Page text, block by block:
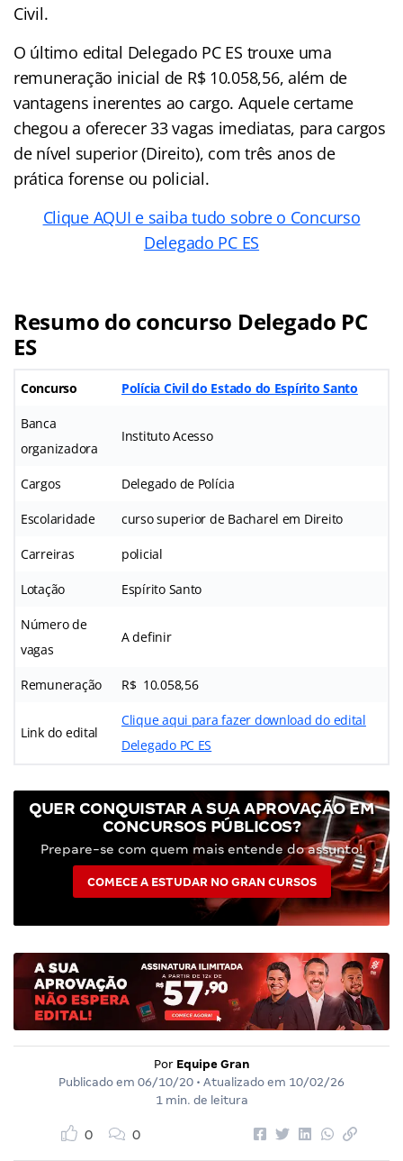
Civil.
O último edital Delegado PC ES trouxe uma
remuneração inicial de R$ 10.058,56, além de
vantagens inerentes ao cargo. Aquele certame
chegou a oferecer 33 vagas imediatas, para cargos
de nível superior (Direito), com três anos de
prática forense ou policial.
Clique AQUI e saiba tudo sobre o Concurso
Delegado PC ES
Resumo do concurso Delegado PC
ES
Concurso Polícia Civil do Estado do Espírito Santo
Banca
organizadora
Instituto Acesso
Cargos Delegado de Polícia
Escolaridade curso superior de Bacharel em Direito
Carreiras policial
Lotação Espírito Santo
Número de
vagas
A definir
Remuneração R$ 10.058,56
Link do edital
Clique aqui para fazer download do edital
Delegado PC ES
QUER CONQUISTAR A SUA APROVAÇÃO EM
CONCURSOS PÚBLICOS?
Prepare-se com quem mais entende do assunto!
COMECE A ESTUDAR NO GRAN CURSOS
Por Equipe Gran
Publicado em 06/10/20 • Atualizado em 10/02/26
1 min. de leitura
0 0